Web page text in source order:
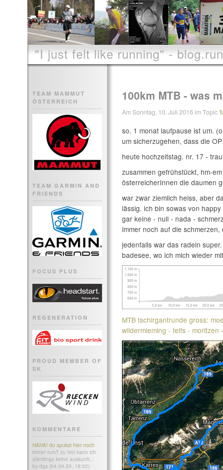
"I just felt like running" -
TEAM MAMMUT
ÖSTERREICH
TEAM GARMIN AND
FRIENDS
FOCUS PLUS
REGENERATION
PROUD MEMBER OF
SK
KOMMENTARE
HAHA! du spukst hier noch
immer rum? zu tirol kann ich
allerdings keine auskunft...
by dgs (04.04.20, 18:02)
100km MTB - was
Am Sonntag, 10. Juli 2016 im Topic '
so. 1 monat laufpause ist um.
um sicherzugehen, dass die
heute hochzeitstag. nr. 17 -
zusammen gefrühstückt, hm-
österreicherInnen die daumen
war zwar ziemlich heiss, aber
lässig. ich bin sowas von
gar keine - null - nada -
immer noch auf die
jedenfalls war das radeln
badesee, wo ich mich wieder
MTB tschirgantrunde gross:
wildermieming - telfs - moritzen